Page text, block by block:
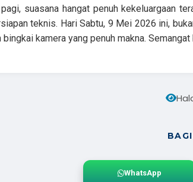
suasana hangat penuh kekeluargaan
teknis. Hari Sabtu, 9 Mei 2026 ini,
kamera yang penuh makna.
WhatsApp